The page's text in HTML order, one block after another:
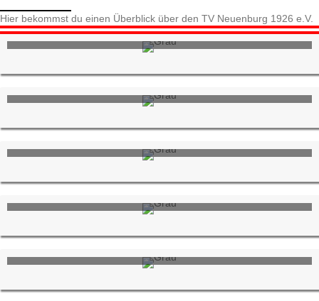
Hier bekommst du einen Überblick über den TV Neuenburg 1926 e.V.
Jobs im TVN
Kontakt
Sportstätten
Vereinssatzung
Vorstand